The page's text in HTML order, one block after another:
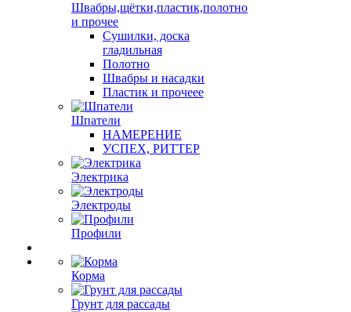
Швабры,щётки,пластик,полотно
и прочее
Сушилки, доска
гладильная
Полотно
Швабры и насадки
Пластик и прочеее
Шпатели
НАМЕРЕНИЕ
УСПЕХ, РИТТЕР
Электрика
Электроды
Профили
Корма
Грунт для рассады